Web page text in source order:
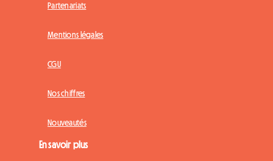
Partenariats
Mentions légales
CGU
Nos chiffres
Nouveautés
En savoir plus